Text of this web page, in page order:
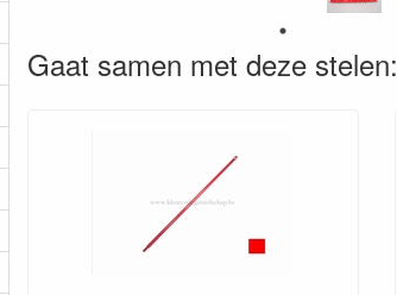
Gaat samen met deze stelen: